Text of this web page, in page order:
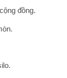
đồng.